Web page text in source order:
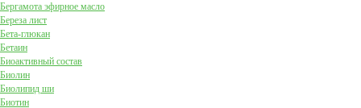
Бергамота эфирное масло
Береза лист
Бета-глюкан
Бетаин
Биоактивный состав
Биолин
Биолипид ши
Биотин